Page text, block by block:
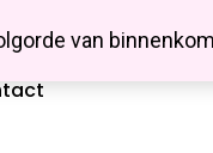
van